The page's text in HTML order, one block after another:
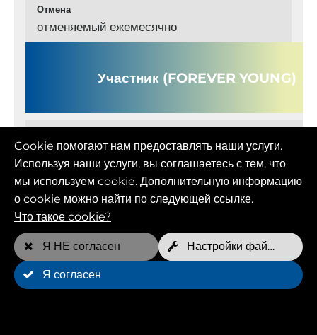
Отмена
отменяемый ежемесячно
Участник (FOREVER YOUNG)
109,00 EUR
Бесплатные приемы в неделю*
2 на одну собаку
Cookie помогают нам предоставлять наши услуги.
Используя наши услуги, вы соглашаетесь с тем, что
мы используем cookie. Дополнительную информацию
о cookie можно найти по следующей ссылке.
Что такое cookie?
Я НЕ согласен Настройки файлов cookie
Я согласен